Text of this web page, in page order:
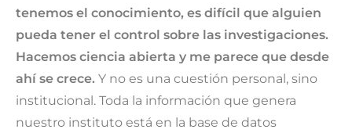
tenemos el conocimiento, es difícil que alguien
pueda tener el control sobre las investigaciones.
Hacemos ciencia abierta y me parece que desde
ahí se crece. Y no es una cuestión personal, sino
institucional. Toda la información que genera
nuestro instituto está en la base de datos